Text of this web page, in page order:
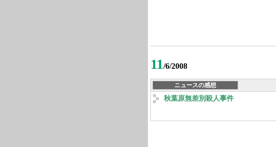
11/6/2008
ニュースの感想
秋葉原無差別殺人事件